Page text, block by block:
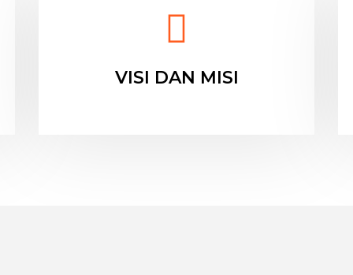
VISI DAN MISI